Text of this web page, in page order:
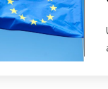
Ștefan MUȘOIU